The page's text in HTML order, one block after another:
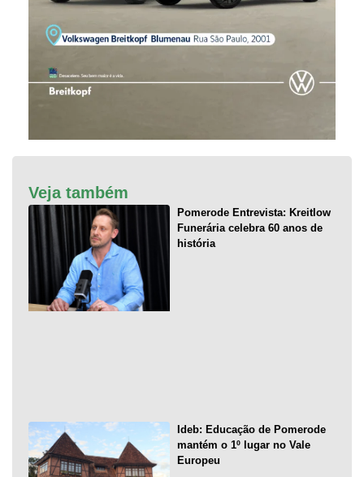
Veja também
Pomerode Entrevista: Kreitlow
Funerária celebra 60 anos de
história
Ideb: Educação de Pomerode
mantém o 1º lugar no Vale
Europeu